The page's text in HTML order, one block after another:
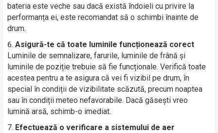
bateria este veche sau dacă există îndoieli cu privire la
performanța ei, este recomandat să o schimbi înainte de
drum.
Asigură-te că toate luminile funcționează corect
Luminile de semnalizare, farurile, luminile de frână și
luminile de poziție trebuie să fie funcționale. Verifică toate
acestea pentru a te asigura că vei fi vizibil pe drum, în
special în condiții de vizibilitate scăzută, precum noaptea
sau în condiții meteo nefavorabile. Dacă găsești vreo
lumină arsă, schimb-o imediat.
Efectuează o verificare a sistemului de aer